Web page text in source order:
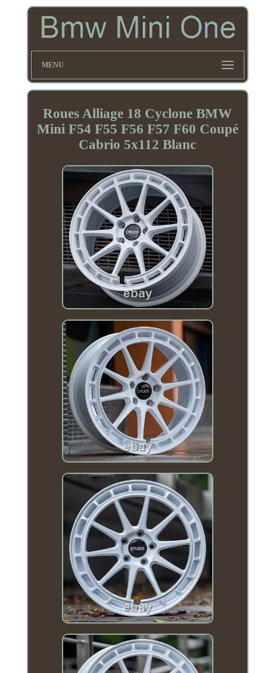
MENU
Roues Alliage 18 Cyclone BMW
Mini F54 F55 F56 F57 F60 Coupé
Cabrio 5x112 Blanc